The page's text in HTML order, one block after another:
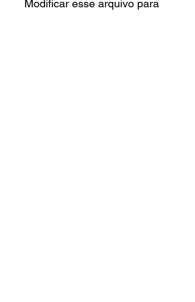
Modificar esse arquivo para